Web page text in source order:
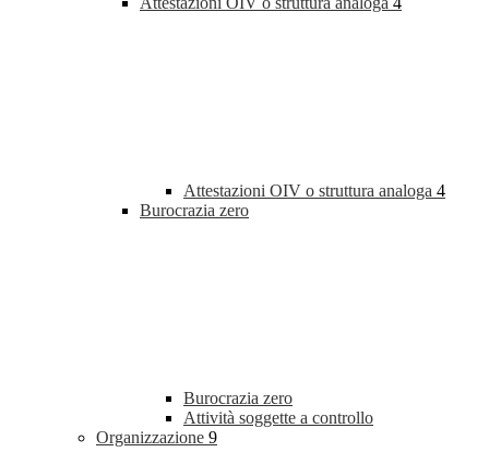
Attestazioni OIV o struttura analoga 4
Burocrazia zero
Burocrazia zero
Attività soggette a controllo
Organizzazione 9